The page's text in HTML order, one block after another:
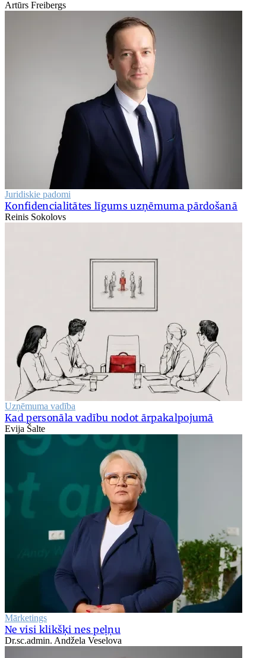
Artūrs Freibergs
Juridiskie padomi
Konfidencialitātes līgums uzņēmuma pārdošanā
Reinis Sokolovs
Uzņēmuma vadība
Kad personāla vadību nodot ārpakalpojumā
Evija Šalte
Mārketings
Ne visi klikšķi nes peļņu
Dr.sc.admin. Andžela Veselova